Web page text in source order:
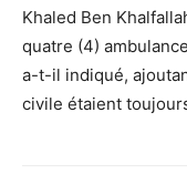
Khaled Ben
quatre (4)
a-t-il indiqué,
civile étaient